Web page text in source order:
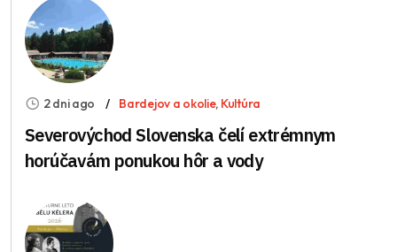
2 dni ago Bardejov a okolie, Kultúra
Severovýchod Slovenska čelí extrémnym
horúčavám ponukou hôr a vody